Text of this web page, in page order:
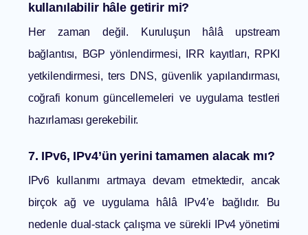
kullanılabilir hâle getirir mi?
Her zaman değil. Kuruluşun hâlâ upstream
bağlantısı, BGP yönlendirmesi, IRR kayıtları, RPKI
yetkilendirmesi, ters DNS, güvenlik yapılandırması,
coğrafi konum güncellemeleri ve uygulama testleri
hazırlaması gerekebilir.
7. IPv6, IPv4’ün yerini tamamen alacak mı?
IPv6 kullanımı artmaya devam etmektedir, ancak
birçok ağ ve uygulama hâlâ IPv4’e bağlıdır. Bu
nedenle dual-stack çalışma ve sürekli IPv4 yönetimi